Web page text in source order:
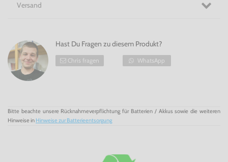
Versand
Hast Du Fragen zu diesem Produkt?
Chris fragen WhatsApp
Bitte beachte unsere Rücknahmeverpflichtung für Batterien / Akkus sowie die weiteren
Hinweise in Hinweise zur Batterieentsorgung